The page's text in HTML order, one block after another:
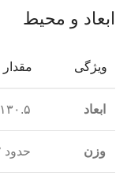
ابعاد و محیط
ویژگی مقدار
ابعاد ۱۳۰.۵ × ۹۰.۵ × ۲۹ میلی‌متر
وزن حدود ۱۴۲ گرم